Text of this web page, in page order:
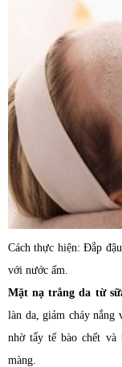
Cách thực hiện: Đắp
với nước ấm.
Mặt nạ trắng da từ
làn da, giảm cháy nắng
nhờ tẩy tế bào chết
màng.